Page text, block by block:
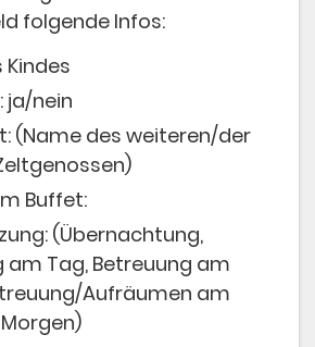
folgende Infos:
Kindes
ja/nein
(Name des weiteren/der
Buffet:
(Übernachtung,
am Tag, Betreuung am
Aufräumen am